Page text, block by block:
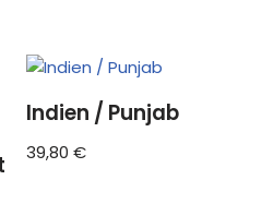
Indien / Punjab
39,80€